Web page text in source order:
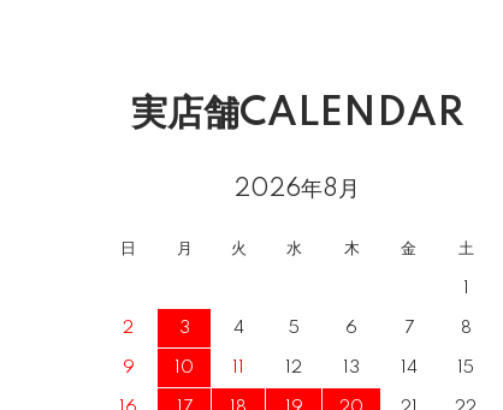
実店舗CALENDAR
2026年8月
日 月 火 水 木 金 土
2 3 4 5 6 7 8
9 10 12 13 14 15